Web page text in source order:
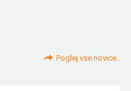
Poglej vse novice...